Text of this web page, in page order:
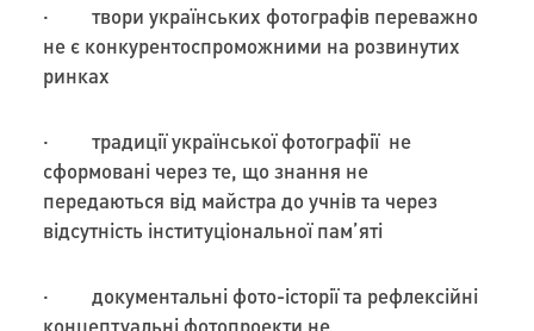
· твори українських фотографів переважно
не є конкурентоспроможними на розвинутих
ринках
· традиції української фотографії не
сформовані через те, що знання не
передаються від майстра до учнів та через
відсутність інституціональної пам’яті
· документальні фото-історії та рефлексійні
концептуальні фотопроекти не